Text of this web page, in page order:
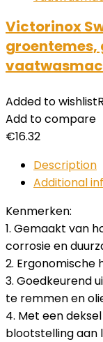
Victorinox
groentemes,
Added to wishlist
Add to compare
€16.32
Description
Additional
Kenmerken:
1. Gemaakt van
corrosie en
2. Ergonomische
3. Goedkeurend
te remmen en
4. Met een
blootstelling aan